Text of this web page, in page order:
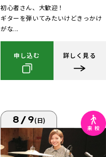
初心者さん、大歓迎！
ギターを弾いてみたいけどきっかけ
がな...
申し込む 詳しく見る
8/9(日)